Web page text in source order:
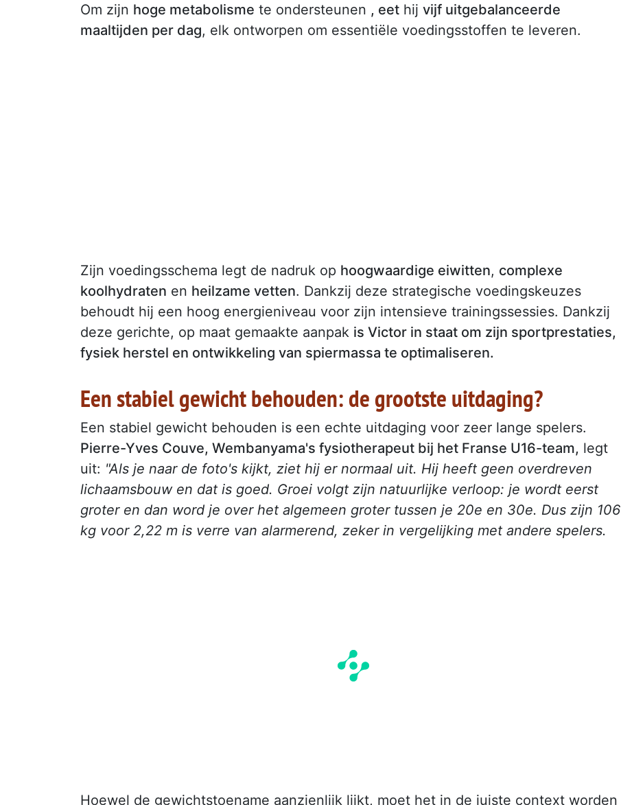
Om zijn hoge metabolisme te ondersteunen , eet hij vijf uitgebalanceerde
maaltijden per dag, elk ontworpen om essentiële voedingsstoffen te leveren.
Zijn voedingsschema legt de nadruk op hoogwaardige eiwitten, complexe
koolhydraten en heilzame vetten. Dankzij deze strategische voedingskeuzes
behoudt hij een hoog energieniveau voor zijn intensieve trainingssessies. Dankzij
deze gerichte, op maat gemaakte aanpak is Victor in staat om zijn sportprestaties,
fysiek herstel en ontwikkeling van spiermassa te optimaliseren.
Een stabiel gewicht behouden: de grootste uitdaging?
Een stabiel gewicht behouden is een echte uitdaging voor zeer lange spelers.
Pierre-Yves Couve, Wembanyama's fysiotherapeut bij het Franse U16-team, legt
uit: "Als je naar de foto's kijkt, ziet hij er normaal uit. Hij heeft geen overdreven
lichaamsbouw en dat is goed. Groei volgt zijn natuurlijke verloop: je wordt eerst
groter en dan word je over het algemeen groter tussen je 20e en 30e. Dus zijn 106
kg voor 2,22 m is verre van alarmerend, zeker in vergelijking met andere spelers.
Hoewel de gewichtstoename aanzienlijk lijkt, moet het in de juiste context worden